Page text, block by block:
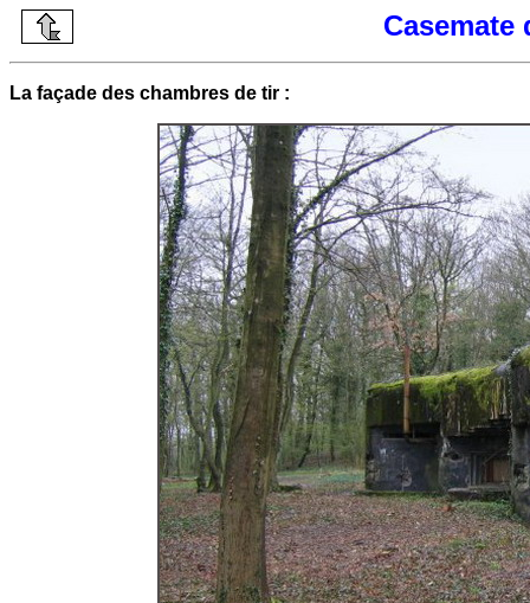
La façade des chambres de tir :